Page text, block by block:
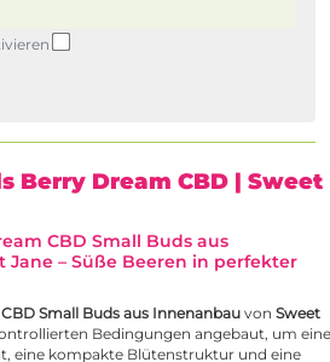
Berry Dream CBD | Sweet
CBD Small Buds aus
Jane – Süße Beeren in perfekter
Small Buds aus Innenanbau von Sweet
Bedingungen angebaut, um eine
eine kompakte Blütenstruktur und eine